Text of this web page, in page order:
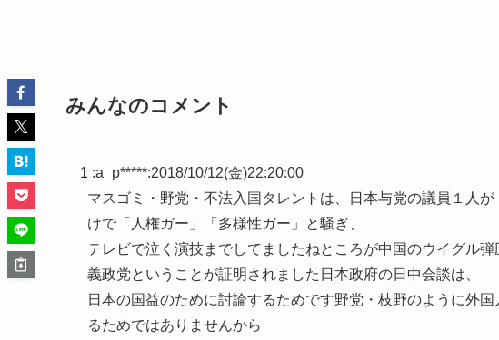
みんなのコメント
1 :a_p*****:2018/10/12(金)22:20:00
マスゴミ・野党・不法入国タレントは、日本与党の議員１人
けで「人権ガー」「多様性ガー」と騒ぎ、
テレビで泣く演技までしてましたねところが中国のウイグル
義政党ということが証明されました日本政府の日中会談は、
日本の国益のために討論するためです野党・枝野のように外
るためではありませんから